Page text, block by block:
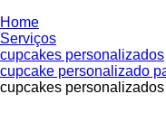
Home
Serviços
cupcakes personalizados
cupcake personalizado
cupcakes